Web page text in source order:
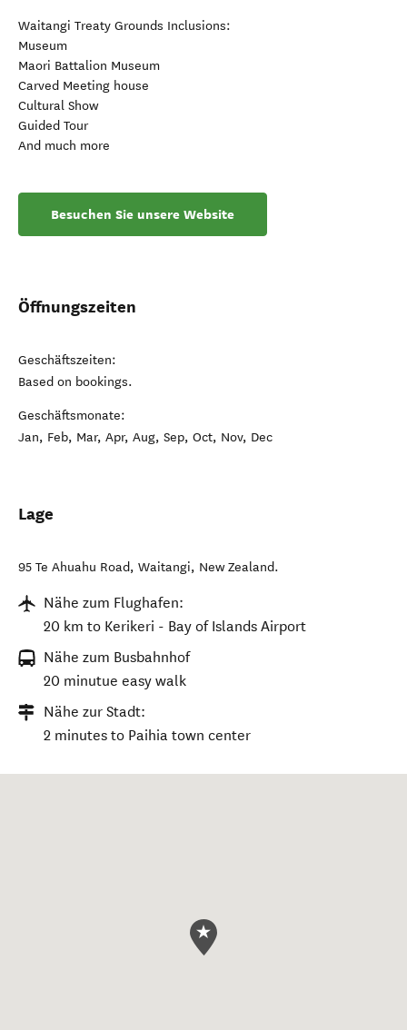
Waitangi Treaty Grounds Inclusions:
Museum
Maori Battalion Museum
Carved Meeting house
Cultural Show
Guided Tour
And much more
Besuchen Sie unsere Website
Öffnungszeiten
Geschäftszeiten:
Based on bookings.
Geschäftsmonate:
Jan, Feb, Mar, Apr, Aug, Sep, Oct, Nov, Dec
Lage
95 Te Ahuahu Road, Waitangi, New Zealand.
Nähe zum Flughafen:
20 km to Kerikeri - Bay of Islands Airport
Nähe zum Busbahnhof
20 minutue easy walk
Nähe zur Stadt:
2 minutes to Paihia town center